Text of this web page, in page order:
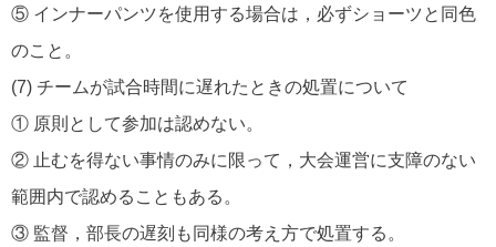
⑤ インナーパンツを使用する場合は，必ずショーツと同色
のこと。
(7) チームが試合時間に遅れたときの処置について
① 原則として参加は認めない。
② 止むを得ない事情のみに限って，大会運営に支障のない
範囲内で認めることもある。
③ 監督，部長の遅刻も同様の考え方で処置する。